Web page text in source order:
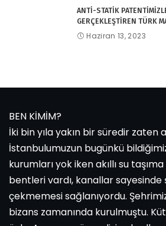
ANTİ-STATİK
GERÇEKLEŞTİREN TÜRK
Haziran 13, 2023
BEN KİMİM?
İki bin yıla yakın bir süredir zaten
İstanbulumuzun bugünkü
kurumları yok iken akıllı su
bentleri vardı, kanallar sayesinde
çekmemesi sağlanıyordu.
bizans zamanında kurulmuştu.